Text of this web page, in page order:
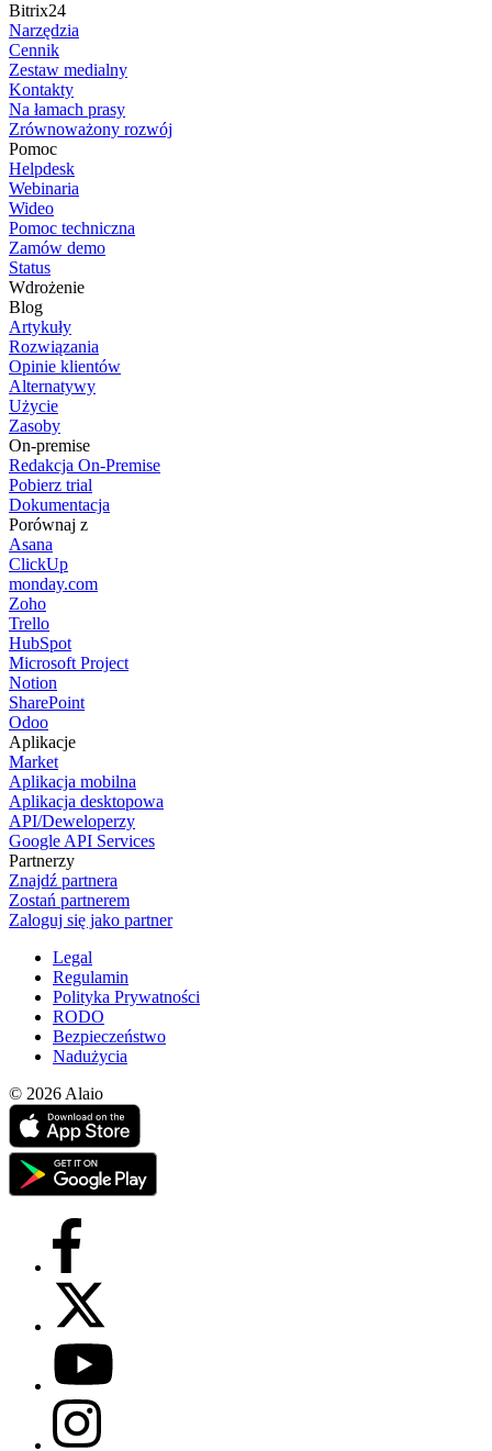
Bitrix24
Narzędzia
Cennik
Zestaw medialny
Kontakty
Na łamach prasy
Zrównoważony rozwój
Pomoc
Helpdesk
Webinaria
Wideo
Pomoc techniczna
Zamów demo
Status
Wdrożenie
Blog
Artykuły
Rozwiązania
Opinie klientów
Alternatywy
Użycie
Zasoby
On-premise
Redakcja On-Premise
Pobierz trial
Dokumentacja
Porównaj z
Asana
ClickUp
monday.com
Zoho
Trello
HubSpot
Microsoft Project
Notion
SharePoint
Odoo
Aplikacje
Market
Aplikacja mobilna
Aplikacja desktopowa
API/Deweloperzy
Google API Services
Partnerzy
Znajdź partnera
Zostań partnerem
Zaloguj się jako partner
Legal
Regulamin
Polityka Prywatności
RODO
Bezpieczeństwo
Nadużycia
© 2026 Alaio